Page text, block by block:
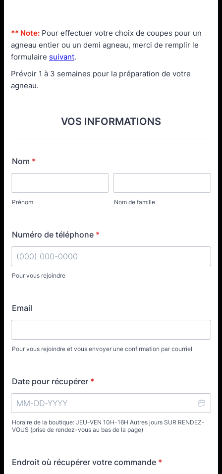
** Note: Pour effectuer votre choix de coupes pour un
agneau entier ou un demi agneau, merci de remplir le
formulaire suivant.
Prévoir 1 à 3 semaines pour la préparation de votre
agneau.
VOS INFORMATIONS
Nom *
Prénom Nom de famille
Numéro de téléphone *
Pour vous rejoindre
Email
Pour vous rejoindre et vous envoyer une confirmation par courriel
Date pour récupérer *
Horaire de la boutique: JEU-VEN 10H-16H Autres jours SUR RENDEZ-
VOUS (prise de rendez-vous au bas de la page)
Endroit où récupérer votre commande *